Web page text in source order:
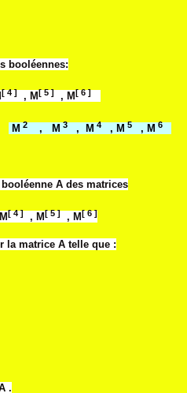
booléennes:
[ 4 ] , M[ 5 ] , M[ 6 ]
M2 , M3 , M4 , M5 , M6
A des matrices
[ 4 ] , M[ 5 ] , M[ 6 ]
la matrice A telle que :
.